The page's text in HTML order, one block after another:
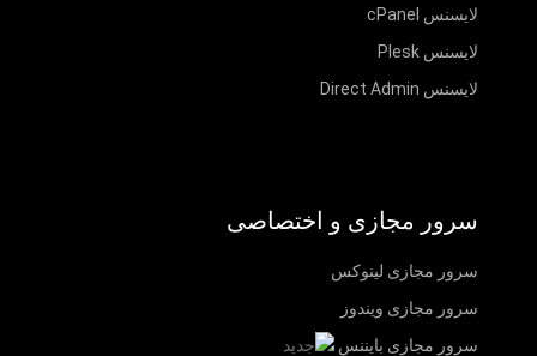
لایسنس cPanel
لایسنس Plesk
لایسنس Direct Admin
سرور مجازی و اختصاصی
سرور مجازی لینوکس
سرور مجازی ویندوز
سرور مجازی بایننس